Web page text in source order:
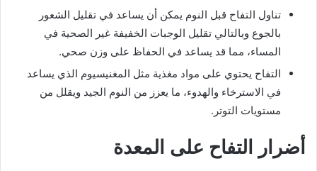
تناول التفاح قبل النوم يمكن أن يساعد في تقليل الشعور
بالجوع وبالتالي تقليل الوجبات الخفيفة غير الصحية في
المساء، مما قد يساعد في الحفاظ على وزن صحي.
التفاح يحتوي على مواد مغذية مثل المغنيسيوم الذي يساعد
في الاسترخاء والهدوء، ما يعزز من النوم الجيد ويقلل من
مستويات التوتر.
أضرار التفاح على المعدة